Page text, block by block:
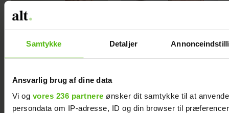
Samtykke Detaljer
Ansvarlig brug af dine data
Vi og vores 236 partnere ønsker dit samtykke til at
persondata om IP-adresse, ID og din browser til
Nyt projekt fra
Christian Tafdrup:
Albert Harson
åbner op: Sådan